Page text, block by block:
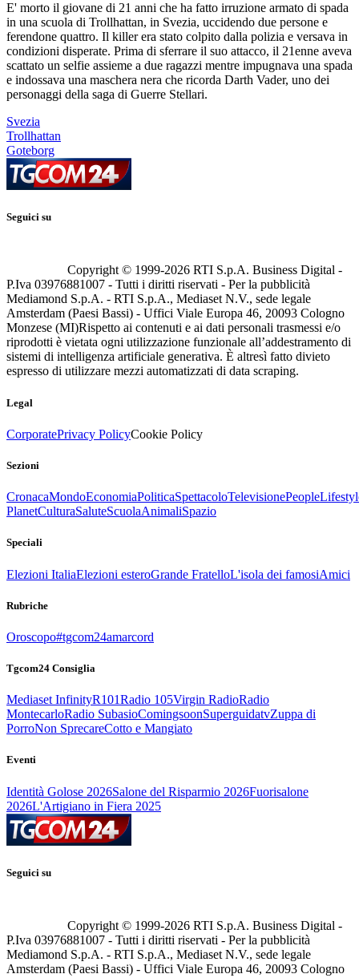
E' morto il giovane di 21 anni che ha fatto irruzione armato di spada
in una scuola di Trollhattan, in Svezia, uccidendo due persone e
ferendone quattro. Il killer era stato colpito dalla polizia e versava in
condizioni disperate. Prima di sferrare il suo attacco, il 21enne aveva
scattato un selfie assieme a due ragazzi mentre impugnava una spada
e indossava una maschera nera che ricorda Darth Vader, uno dei
personaggi della saga di Guerre Stellari.
Svezia
Trollhattan
Goteborg
Seguici su
Copyright © 1999-2026 RTI S.p.A. Business Digital -
P.Iva 03976881007 - Tutti i diritti riservati - Per la pubblicità
Mediamond S.p.A. - RTI S.p.A., Mediaset N.V., sede legale
Amsterdam (Paesi Bassi) - Uffici Viale Europa 46, 20093 Cologno
Monzese (MI)Rispetto ai contenuti e ai dati personali trasmessi e/o
riprodotti è vietata ogni utilizzazione funzionale all’addestramento di
sistemi di intelligenza artificiale generativa. È altresì fatto divieto
espresso di utilizzare mezzi automatizzati di data scraping.
Legal
CorporatePrivacy PolicyCookie Policy
Sezioni
CronacaMondoEconomiaPoliticaSpettacoloTelevisionePeople
PlanetCulturaSaluteScuolaAnimaliSpazio
Speciali
Elezioni ItaliaElezioni esteroGrande FratelloL'isola dei famosiAmici
Rubriche
Oroscopo#tgcom24amarcord
Tgcom24 Consiglia
Mediaset InfinityR101Radio 105Virgin RadioRadio
MontecarloRadio SubasioComingsoonSuperguidatvZuppa di
PorroNon SprecareCotto e Mangiato
Eventi
Identità Golose 2026Salone del Risparmio 2026Fuorisalone
2026L'Artigiano in Fiera 2025
Seguici su
Copyright © 1999-2026 RTI S.p.A. Business Digital -
P.Iva 03976881007 - Tutti i diritti riservati - Per la pubblicità
Mediamond S.p.A. - RTI S.p.A., Mediaset N.V., sede legale
Amsterdam (Paesi Bassi) - Uffici Viale Europa 46, 20093 Cologno